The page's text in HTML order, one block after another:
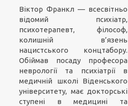
Віктор Франкл — всесвітньо
відомий психіатр,
психотерапевт, філософ,
колишній в’язень
нацистського концтабору.
Обіймав посаду професора
неврології та психіатрії в
медичній школі Віденського
університету, має докторські
ступені в медицині та